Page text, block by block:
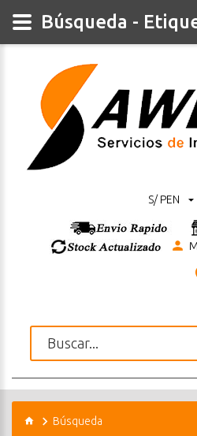
S/ PEN
Búsqueda
Búsqueda -